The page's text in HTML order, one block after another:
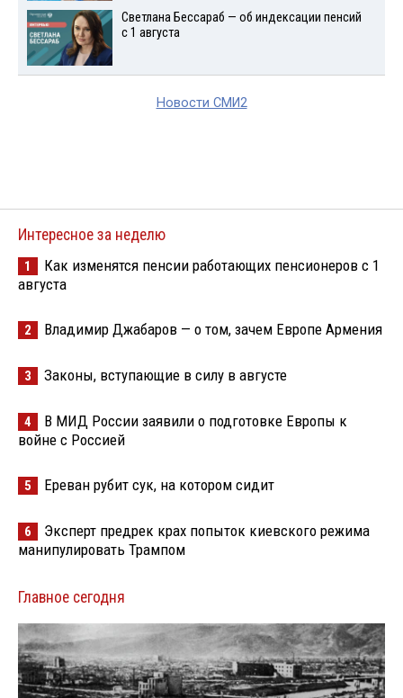
Светлана Бессараб — об индексации пенсий
с 1 августа
Новости СМИ2
Интересное за неделю
1
Как изменятся пенсии работающих пенсионеров с 1
августа
2 Владимир Джабаров — о том, зачем Европе Армения
3 Законы, вступающие в силу в августе
4
В МИД России заявили о подготовке Европы к
войне с Россией
5 Ереван рубит сук, на котором сидит
6
Эксперт предрек крах попыток киевского режима
манипулировать Трампом
Главное сегодня